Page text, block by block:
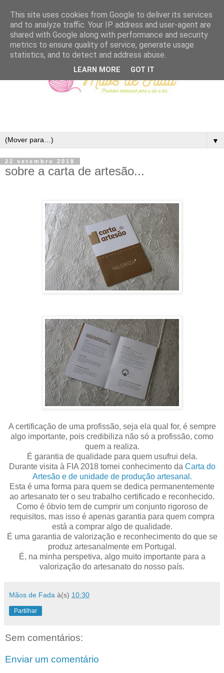
▼
22 setembro 2018
sobre a carta de artesão...
A certificação de uma profissão, seja ela qual for, é sempre
algo importante, pois credibiliza não só a profissão, como
quem a realiza.
É garantia de qualidade para quem usufrui dela.
Durante visita à FIA 2018 tomei conhecimento da Carta do
Artesão e de unidade de produção artesanal.
Esta é uma forma para quem se dedica permanentemente
ao artesanato ter o seu trabalho certificado e reconhecido.
Como é óbvio tem de cumprir um conjunto rigoroso de
requisitos, mas isso é apenas garantia para quem compra
está a comprar algo de qualidade.
É uma garantia de valorização e reconhecimento do que se
produz artesanalmente em Portugal.
É, na minha perspetiva, algo muito importante para a
valorização do artesanato do nosso país.
Mãos de Fada à(s) 10:30
Partilhar
Sem comentários:
Enviar um comentário
This site uses cookies from Google to deliver its services
and to analyze traffic. Your IP address and user-agent are
shared with Google along with performance and security
metrics to ensure quality of service, generate usage
statistics, and to detect and address abuse.
LEARN MORE GOT IT